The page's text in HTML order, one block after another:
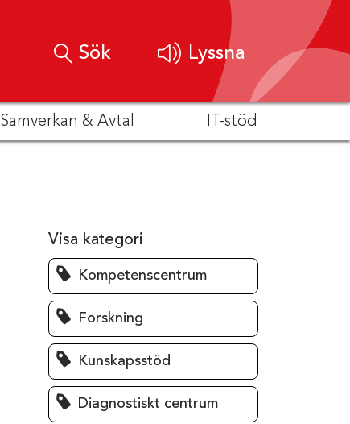
Sök Lyssna
Samverkan & Avtal IT-stöd
Visa kategori
Kompetenscentrum
Forskning
Kunskapsstöd
Diagnostiskt centrum